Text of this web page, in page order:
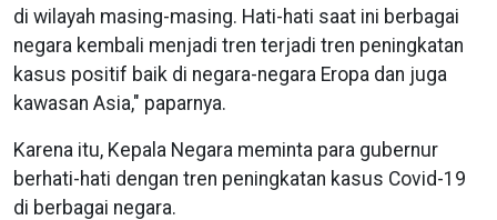
di wilayah masing-masing. Hati-hati saat ini berbagai
negara kembali menjadi tren terjadi tren peningkatan
kasus positif baik di negara-negara Eropa dan juga
kawasan Asia," paparnya.
Karena itu, Kepala Negara meminta para gubernur
berhati-hati dengan tren peningkatan kasus Covid-19
di berbagai negara.